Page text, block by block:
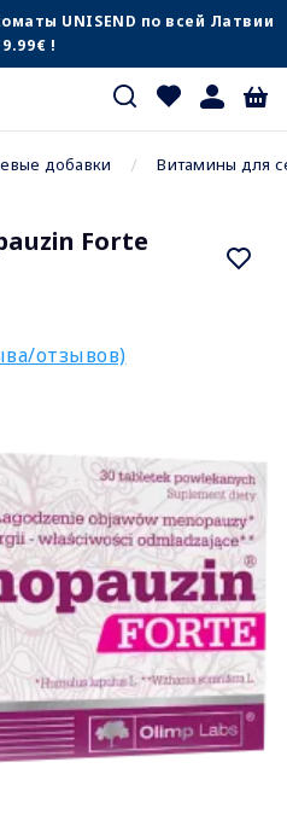
UNISEND по всей Латвии
!
добавки Витамины для
Forte
отзывов)